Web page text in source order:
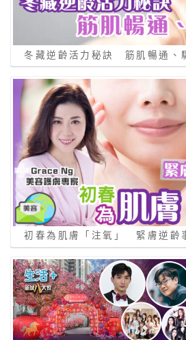
冬藏逆齡活力秘訣 筋肌暢通、
初春為肌膚「注氧」 緊膚逆齡